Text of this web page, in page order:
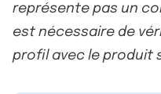
représente pas un
est nécessaire de
profil avec le produit